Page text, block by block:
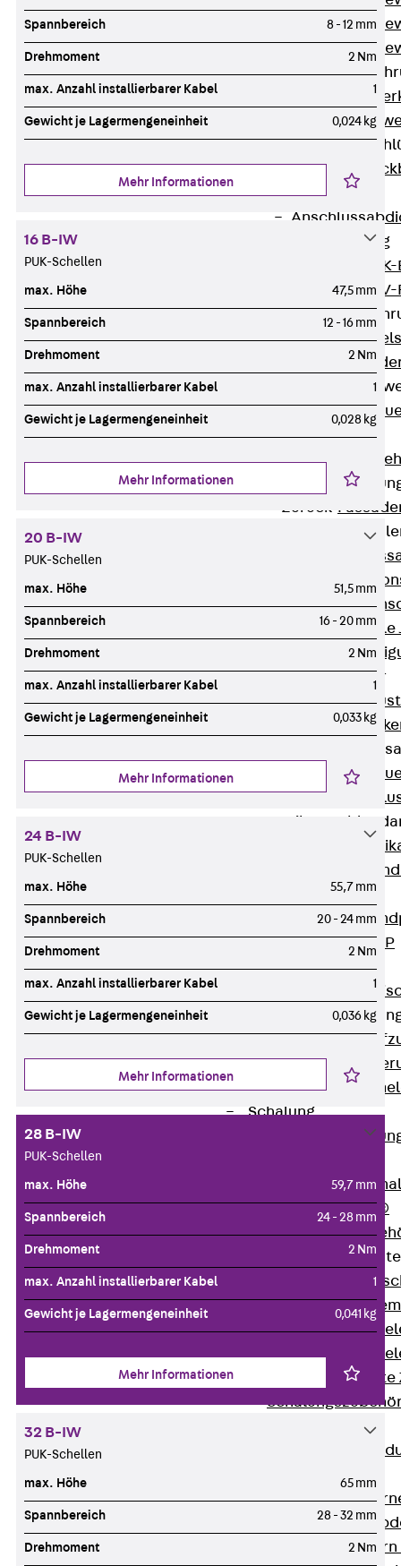
Zurück
FERBOX®
GFK-Bewehrung
FIBERNOX®
Zurück
Zurück
GRIPRIP®
Zurück
Winkelkonsole
Brüstungsanker
Zurück
Zurück
Attika-
Windposts
Zurück
Windpost JWP
Schallisolation
Zurück
Schalung
Zurück
RAPIDOBAT®
Schalrohre
Zurück
Querkraftdorn
Spannbereich 8 - 12 mm
Drehmoment 2 Nm
max. Anzahl installierbarer Kabel 1
Gewicht je Lagermengeneinheit 0,024 kg
Mehr Informationen
16 B-IW
PUK-Schellen
max. Höhe 47,5 mm
Spannbereich 12 - 16 mm
Drehmoment 2 Nm
max. Anzahl installierbarer Kabel 1
Gewicht je Lagermengeneinheit 0,028 kg
Mehr Informationen
20 B-IW
PUK-Schellen
max. Höhe 51,5 mm
Spannbereich 16 - 20 mm
Drehmoment 2 Nm
max. Anzahl installierbarer Kabel 1
Gewicht je Lagermengeneinheit 0,033 kg
Mehr Informationen
24 B-IW
PUK-Schellen
max. Höhe 55,7 mm
Spannbereich 20 - 24 mm
Drehmoment 2 Nm
max. Anzahl installierbarer Kabel 1
Gewicht je Lagermengeneinheit 0,036 kg
Mehr Informationen
28 B-IW
PUK-Schellen
max. Höhe 59,7 mm
Spannbereich 24 - 28 mm
Drehmoment 2 Nm
max. Anzahl installierbarer Kabel 1
Gewicht je Lagermengeneinheit 0,041 kg
Mehr Informationen
32 B-IW
PUK-Schellen
max. Höhe 65 mm
Spannbereich 28 - 32 mm
Drehmoment 2 Nm